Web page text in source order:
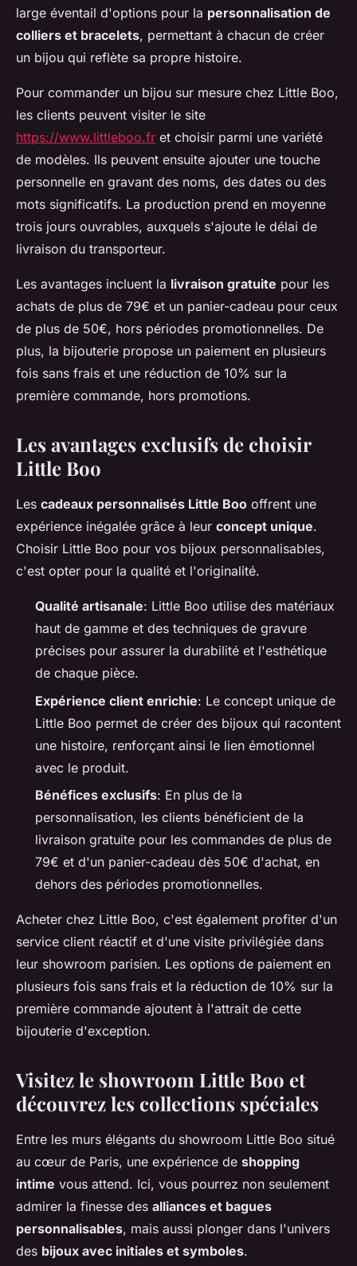
large éventail d'options pour la personnalisation de
colliers et bracelets, permettant à chacun de créer
un bijou qui reflète sa propre histoire.
Pour commander un bijou sur mesure chez Little Boo,
les clients peuvent visiter le site
https://www.littleboo.fr et choisir parmi une variété
de modèles. Ils peuvent ensuite ajouter une touche
personnelle en gravant des noms, des dates ou des
mots significatifs. La production prend en moyenne
trois jours ouvrables, auxquels s'ajoute le délai de
livraison du transporteur.
Les avantages incluent la livraison gratuite pour les
achats de plus de 79€ et un panier-cadeau pour ceux
de plus de 50€, hors périodes promotionnelles. De
plus, la bijouterie propose un paiement en plusieurs
fois sans frais et une réduction de 10% sur la
première commande, hors promotions.
Les avantages exclusifs de choisir
Little Boo
Les cadeaux personnalisés Little Boo offrent une
expérience inégalée grâce à leur concept unique.
Choisir Little Boo pour vos bijoux personnalisables,
c'est opter pour la qualité et l'originalité.
Qualité artisanale: Little Boo utilise des matériaux
haut de gamme et des techniques de gravure
précises pour assurer la durabilité et l'esthétique
de chaque pièce.
Expérience client enrichie: Le concept unique de
Little Boo permet de créer des bijoux qui racontent
une histoire, renforçant ainsi le lien émotionnel
avec le produit.
Bénéfices exclusifs: En plus de la
personnalisation, les clients bénéficient de la
livraison gratuite pour les commandes de plus de
79€ et d'un panier-cadeau dès 50€ d'achat, en
dehors des périodes promotionnelles.
Acheter chez Little Boo, c'est également profiter d'un
service client réactif et d'une visite privilégiée dans
leur showroom parisien. Les options de paiement en
plusieurs fois sans frais et la réduction de 10% sur la
première commande ajoutent à l'attrait de cette
bijouterie d'exception.
Visitez le showroom Little Boo et
découvrez les collections spéciales
Entre les murs élégants du showroom Little Boo situé
au cœur de Paris, une expérience de shopping
intime vous attend. Ici, vous pourrez non seulement
admirer la finesse des alliances et bagues
personnalisables, mais aussi plonger dans l'univers
des bijoux avec initiales et symboles.